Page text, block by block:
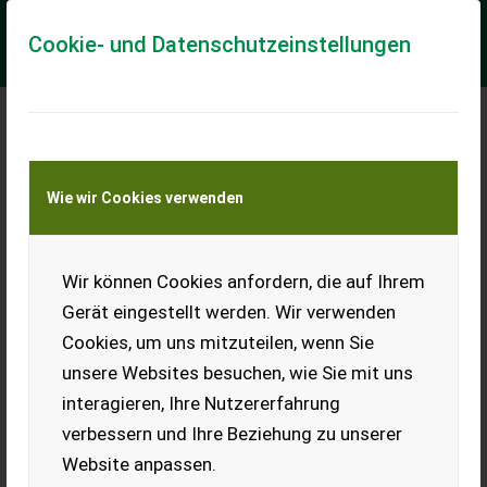
Cookie- und Datenschutzeinstellungen
Wie wir Cookies verwenden
Wir können Cookies anfordern, die auf Ihrem
Gerät eingestellt werden. Wir verwenden
Cookies, um uns mitzuteilen, wenn Sie
unsere Websites besuchen, wie Sie mit uns
interagieren, Ihre Nutzererfahrung
verbessern und Ihre Beziehung zu unserer
Website anpassen.
Meine Transportkostenanfrage
Transport von Land- und Baumaschinen –
KEINE Tiertransporte
Massey Ferguson 373
PS. 4.500 Bstd., Bj. 1990.
Funktioniert einwandfrei.
Kupplung neu, Reifen sind zu
tauschen. Preis